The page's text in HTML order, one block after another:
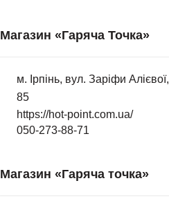
Магазин «Гаряча Точка»
м. Ірпінь, вул. Заріфи Алієвої,
85
https://hot-point.com.ua/
050-273-88-71
Магазин «Гаряча точка»